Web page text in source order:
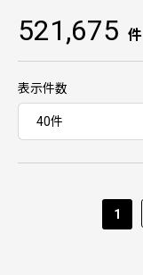
521,675 件
表示件数
1